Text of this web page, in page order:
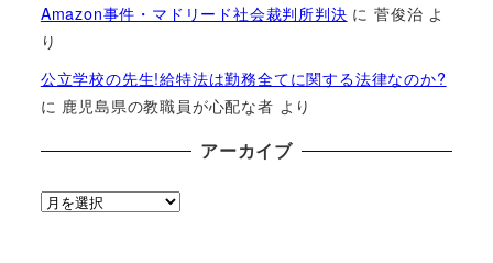
Amazon事件・マドリード社会裁判所判決 に菅俊治 よ
り
公立学校の先生!給特法は勤務全てに関する法律なのか?
に 鹿児島県の教職員が心配な者 より
アーカイブ
ア